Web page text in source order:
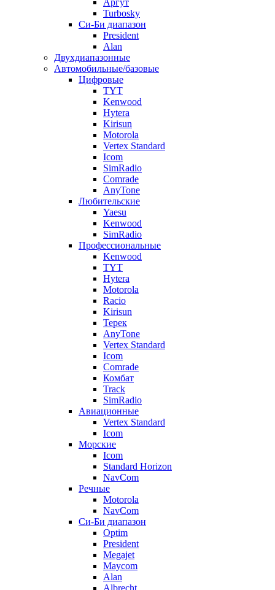
Turbosky
Си-Би диапазон
President
Alan
Двухдиапазонные
Автомобильные/базовые
Цифровые
TYT
Kenwood
Hytera
Kirisun
Motorola
Vertex Standard
Icom
SimRadio
Comrade
AnyTone
Любительские
Yaesu
Kenwood
SimRadio
Профессиональные
Kenwood
TYT
Hytera
Motorola
Racio
Kirisun
Терек
AnyTone
Vertex Standard
Icom
Comrade
Комбат
Track
SimRadio
Авиационные
Vertex Standard
Icom
Морские
Icom
Standard Horizon
NavCom
Речные
Motorola
NavCom
Си-Би диапазон
Optim
President
Megajet
Maycom
Alan
Albrecht